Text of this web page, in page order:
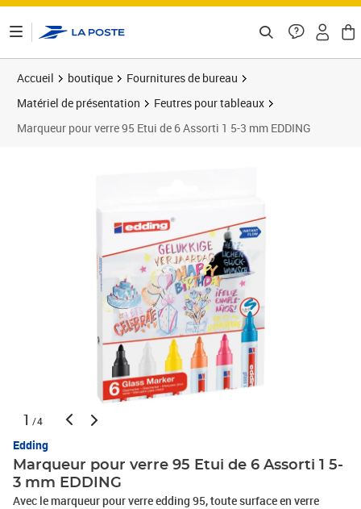
Accueil boutique
Fournitures de bureau
Matériel de présentation
Feutres pour tableaux
Marqueur pour verre 95 Etui de 6 Assorti 1 5-3 mm EDDING
1 /4
Edding
Marqueur pour verre 95 Etui de 6 Assorti 1 5-
3 mm EDDING
Avec le marqueur pour verre edding 95, toute surface en verre